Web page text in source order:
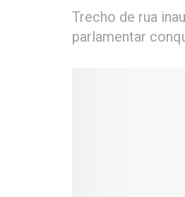
Trecho de rua
parlamentar